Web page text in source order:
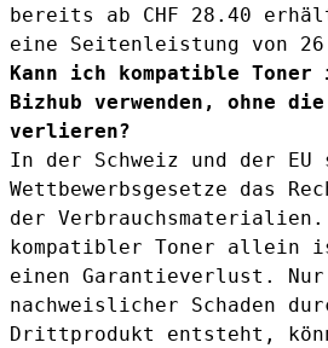
bereits ab CHF 28.40
eine Seitenleistung von
Kann ich kompatible Toner
Bizhub verwenden, ohne
verlieren?
In der Schweiz und der EU
Wettbewerbsgesetze das
der Verbrauchsmaterialien.
kompatibler Toner allein
einen Garantieverlust. Nur
nachweislicher Schaden
Drittprodukt entsteht,